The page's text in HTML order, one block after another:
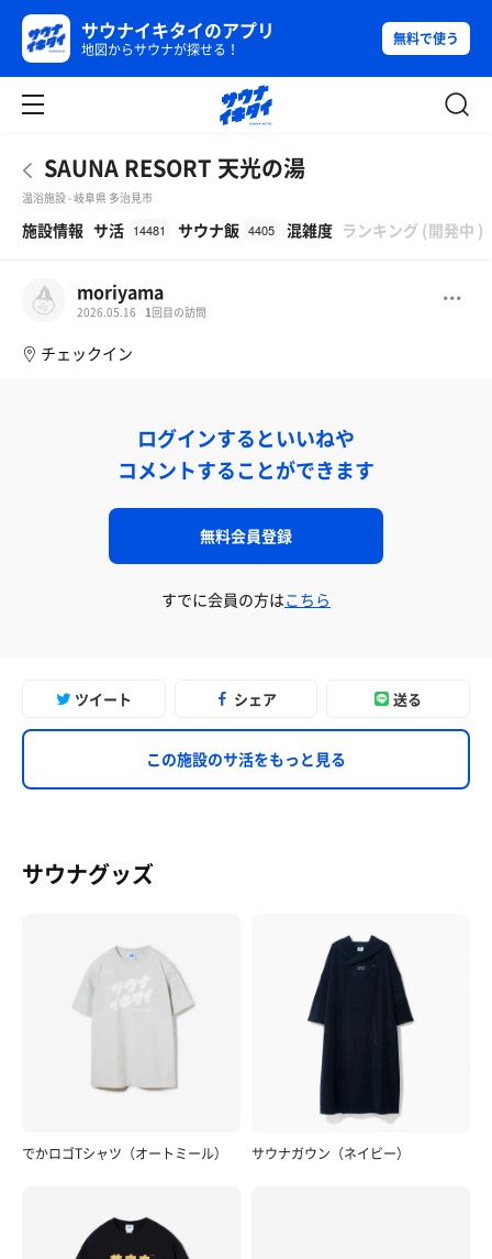
サウナイキタイのアプリ
地図からサウナが探せる！
無料で使う
SAUNA RESORT 天光の湯
温浴施設 - 岐阜県 多治見市
施設情報 サ活 14481 サウナ飯 4405 混雑度 ランキング (開発中 )
moriyama
2026.05.16 1 回目の訪問
チェックイン
ログインするといいねや
コメントすることができます
無料会員登録
すでに会員の方はこちら
ツイート シェア 送る
この施設のサ活をもっと見る
サウナグッズ
でかロゴTシャツ（オートミール） サウナガウン（ネイビー）